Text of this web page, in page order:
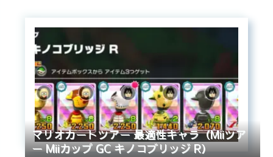
マリオカートツアー 最適性キャラ（Miiツア
ー Miiカップ GC キノコブリッジ R）